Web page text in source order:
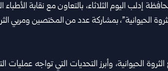
إدلباليوم الثلاثاء، بالتعاون مع نقابة
الحيوانية”، بمشاركة عدد من المختصين ومربي
الحيوانية، وأبرز التحديات التي تواجه عمليات